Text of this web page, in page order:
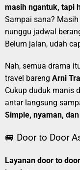
masih ngantuk, tapi
Sampai sana?
nunggu jadwal
Belum jalan, udah
Nah, semua drama
travel bareng Arni
Cukup duduk manis
antar langsung
Simple, nyaman,
🚐 Door to Door
Layanan door to